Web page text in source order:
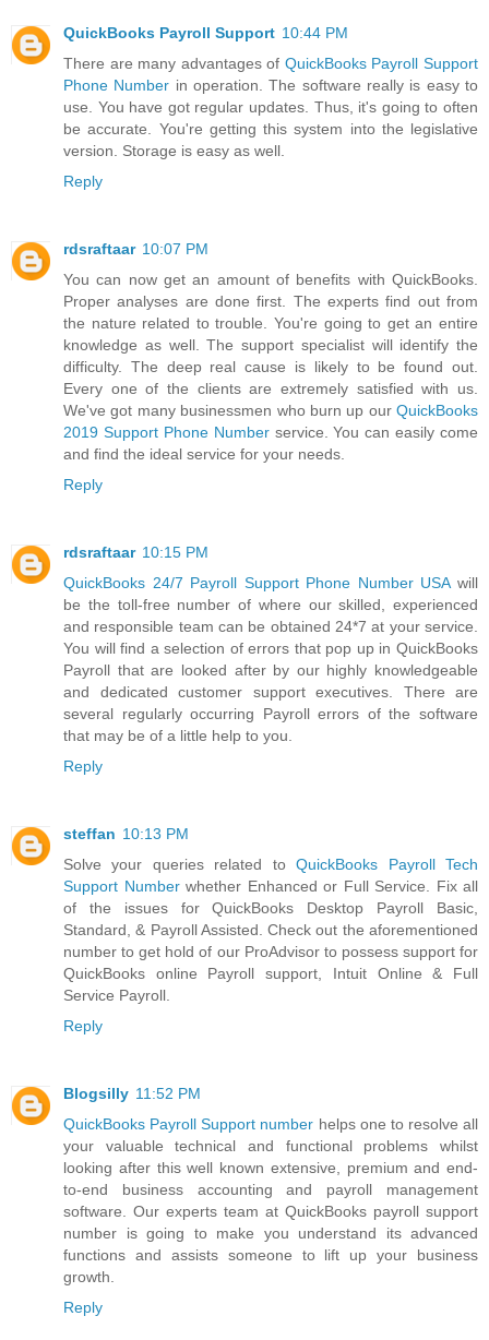
QuickBooks Payroll Support 10:44 PM
There are many advantages of QuickBooks Payroll Support
Phone Number in operation. The software really is easy to
use. You have got regular updates. Thus, it's going to often
be accurate. You're getting this system into the legislative
version. Storage is easy as well.
Reply
rdsraftaar 10:07 PM
You can now get an amount of benefits with QuickBooks.
Proper analyses are done first. The experts find out from
the nature related to trouble. You're going to get an entire
knowledge as well. The support specialist will identify the
difficulty. The deep real cause is likely to be found out.
Every one of the clients are extremely satisfied with us.
We've got many businessmen who burn up our QuickBooks
2019 Support Phone Numberservice. You can easily come
and find the ideal service for your needs.
Reply
rdsraftaar 10:15 PM
QuickBooks 24/7 Payroll Support Phone Number USAwill
be the toll-free number of where our skilled, experienced
and responsible team can be obtained 24*7 at your service.
You will find a selection of errors that pop up in QuickBooks
Payroll that are looked after by our highly knowledgeable
and dedicated customer support executives. There are
several regularly occurring Payroll errors of the software
that may be of a little help to you.
Reply
steffan 10:13 PM
Solve your queries related toQuickBooks Payroll Tech
Support Numberwhether Enhanced or Full Service. Fix all
of the issues for QuickBooks Desktop Payroll Basic,
Standard, & Payroll Assisted. Check out the aforementioned
number to get hold of our ProAdvisor to possess support for
QuickBooks online Payroll support, Intuit Online & Full
Service Payroll.
Reply
Blogsilly 11:52 PM
QuickBooks Payroll Support number helps one to resolve all
your valuable technical and functional problems whilst
looking after this well known extensive, premium and end-
to-end business accounting and payroll management
software. Our experts team at QuickBooks payroll support
number is going to make you understand its advanced
functions and assists someone to lift up your business
growth.
Reply